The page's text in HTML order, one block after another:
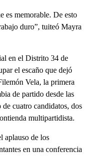
es memorable. De esto
duro”, tuiteó Mayra
en el Distrito 34 de
el escaño que dejó
Vela, la primera
de partido desde las
cuatro candidatos, dos
multipartidista.
aplauso de los
en una conferencia